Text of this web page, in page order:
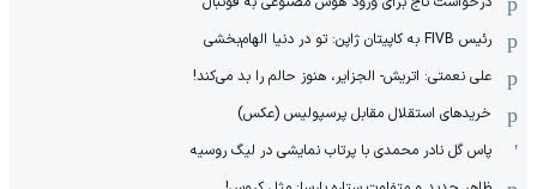
رئیس FIVB به کاپیتان ژاپن: تو در دنیا الهام‌بخشی
علی نعمتی: اتریش- الجزایر، هنوز حالم را بد می‌کند!
خریدهای استقلال مقابل پرسپولیس (عکس)
پاس گل نادر محمدی با پرتاب نمایشی در لیگ روسیه